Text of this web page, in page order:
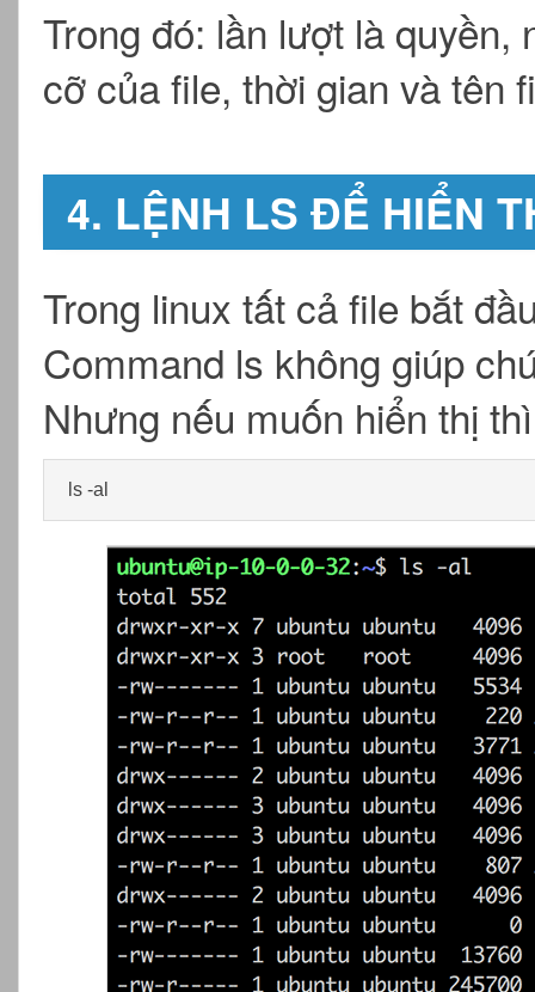
Trong đó: lần lượt là
cỡ của file, thời gian và tên
4. LỆNH LS ĐỂ HIỂN
Trong linux tất cả file bắt
Command ls không giúp
Nhưng nếu muốn hiển thị
ls -al